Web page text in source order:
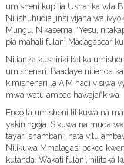
umisheni kupitia Usharika wla
Nilishuhudia jinsi vijana
Mungu. Nikasema, “Yesu,
pia mahali fulani Madagascar
Nilianza kushiriki katika
umishenari. Baadaye nilienda
kimishenari la AIM hadi visiwa
mwa watu ambao hawajafikiwa.
Eneo la umisheni lilikuwa na
yakiningoja. Sikuwa na muda
tayari shambani, hata vitu
Nilikuwa Mmalagasi pekee
kutanda. Wakati fulani, nilitaka